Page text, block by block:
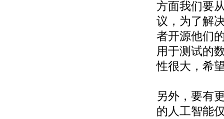
方面我们要
议，为了解
者开源他们
用于测试的
性很大，希
另外，要有
的人工智能